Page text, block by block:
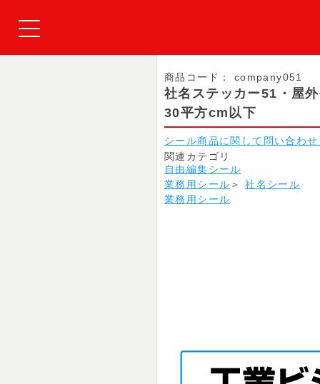
商品コード： company051
社名ステッカー51・屋
30平方cm以下
シール商品に関して問い合わ
関連カテゴリ
自由編集シール
業務用シール ＞
社名シール
業務用シール